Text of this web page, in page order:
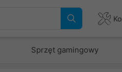
Sprzęt gamingowy